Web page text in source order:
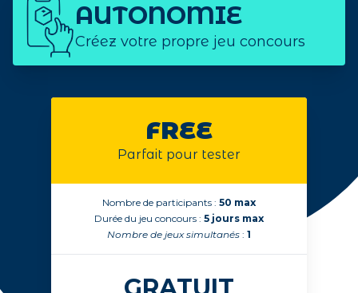
AUTONOMIE
Créez votre propre jeu concours
FREE
Parfait pour tester
Nombre de participants : 50 max
Durée du jeu concours : 5 jours max
Nombre de jeux simultanés : 1